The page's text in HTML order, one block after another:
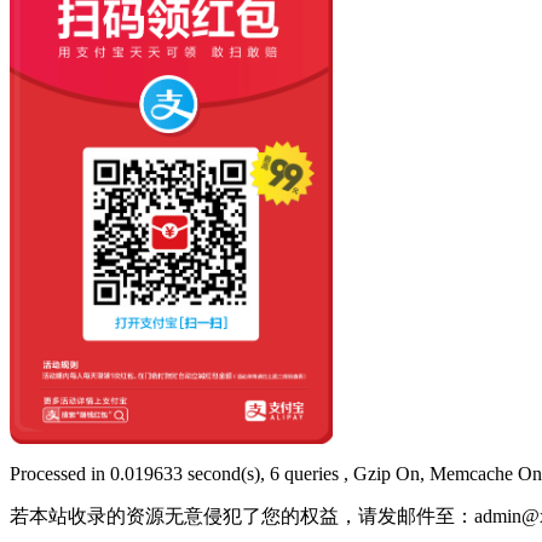
Processed in 0.019633 second(s), 6 queries , Gzip On, Memcache
若本站收录的资源无意侵犯了您的权益，请发邮件至：